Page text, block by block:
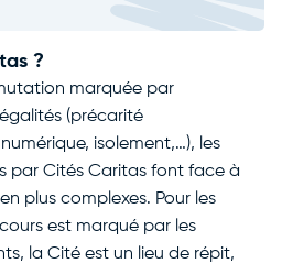
?
marquée par
(précarité
isolement,…), les
par Cités Caritas font face à
plus complexes. Pour les
est marqué par les
la Cité est un lieu de répit,